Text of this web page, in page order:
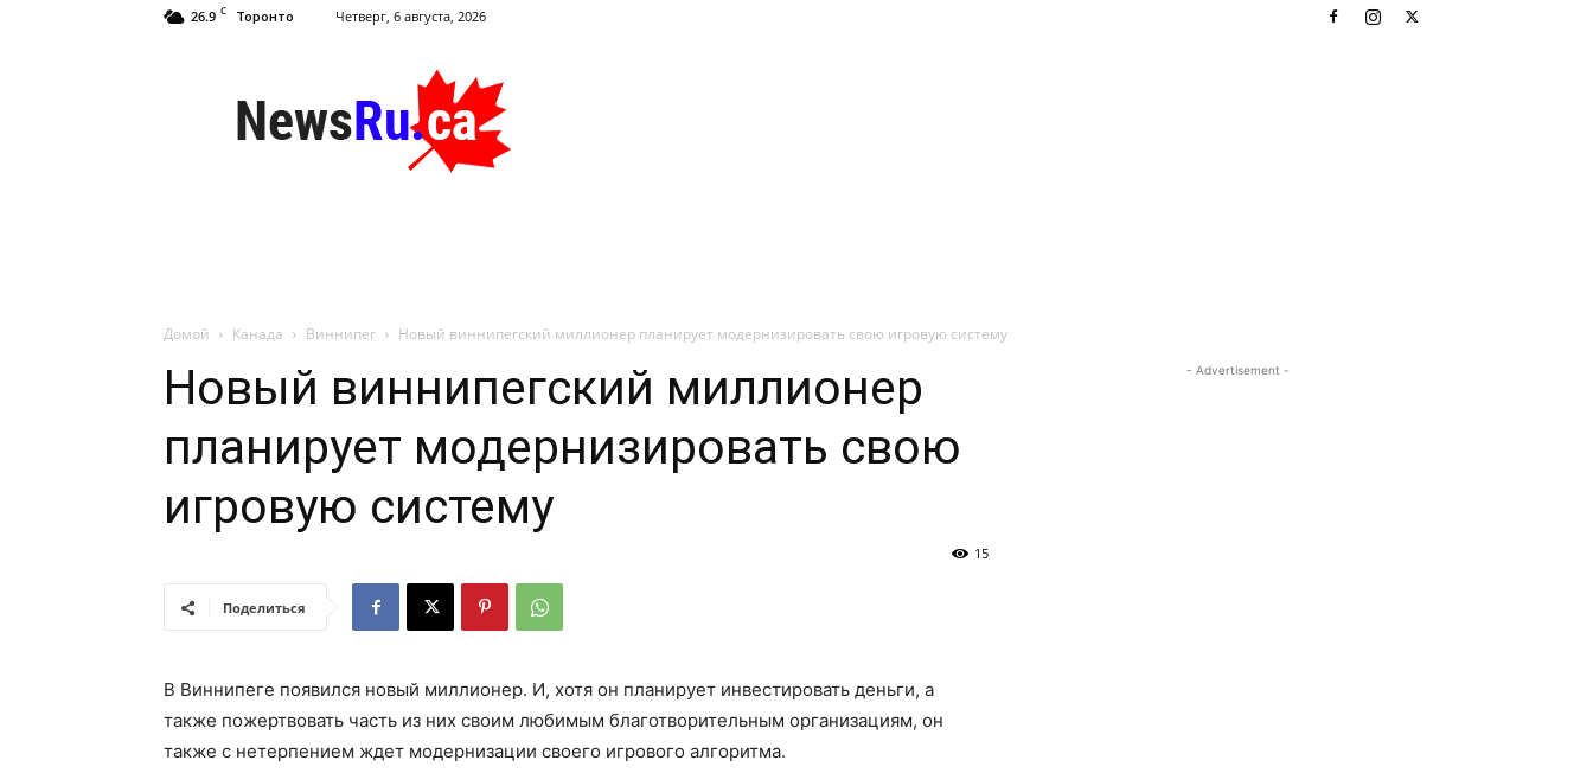
26.9 C Торонто Четверг, 6 августа, 2026
NewsRu.Ca
Домой Канада Виннипег Новый виннипегский миллионер планирует модернизировать свою игровую систему
Новый виннипегский миллионер
планирует модернизировать свою
игровую систему
15
Поделиться
В Виннипеге появился новый миллионер. И, хотя он планирует инвестировать деньги, а
также пожертвовать часть из них своим любимым благотворительным организациям, он
также с нетерпением ждет модернизации своего игрового алгоритма.
- Advertisement -